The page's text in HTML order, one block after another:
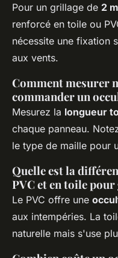
Pour un grillage de 2
renforcé en toile ou
nécessite une fixation
aux vents.
Comment mesurer
commander un
Mesurez la longueur
chaque panneau.
le type de maille pour
Quelle est la
PVC et en toile
Le PVC offre une
aux intempéries. La
naturelle mais s'use